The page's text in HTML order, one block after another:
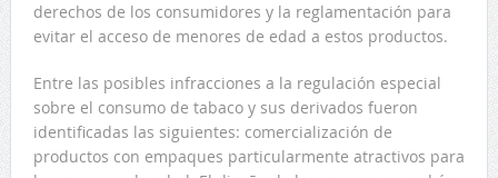
derechos de los consumidores y la reglamentación para
evitar el acceso de menores de edad a estos productos.
Entre las posibles infracciones a la regulación especial
sobre el consumo de tabaco y sus derivados fueron
identificadas las siguientes: comercialización de
productos con empaques particularmente atractivos para